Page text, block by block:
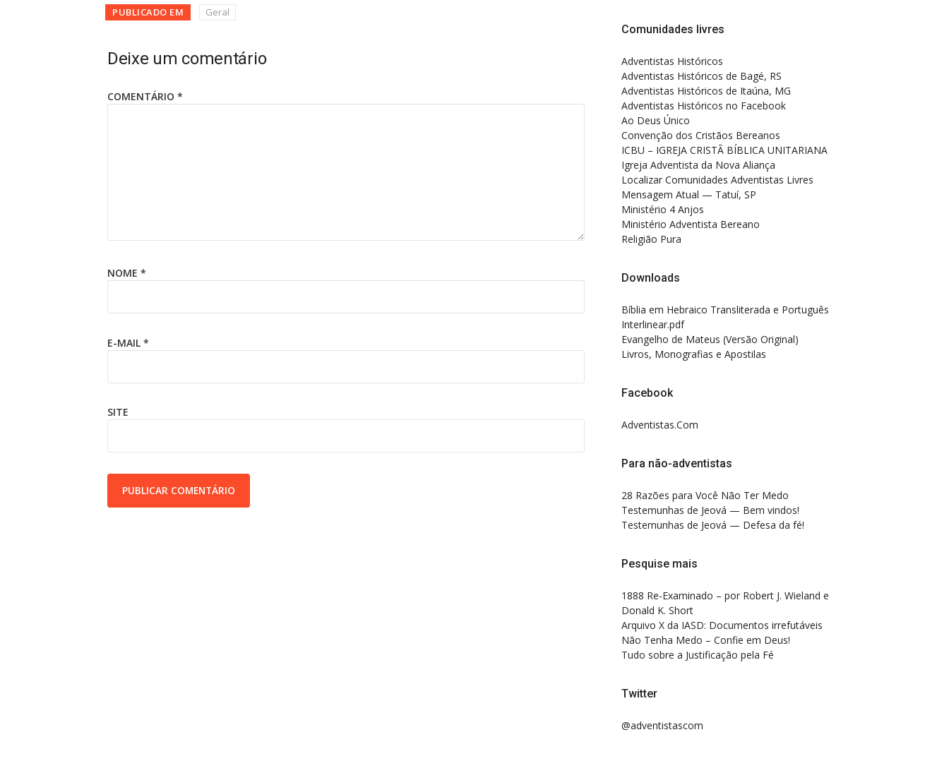
PUBLICADO EM Geral
Deixe um comentário
COMENTÁRIO *
NOME *
E-MAIL *
SITE
Comunidades livres
Adventistas Históricos
Adventistas Históricos de Bagé, RS
Adventistas Históricos de Itaúna, MG
Adventistas Históricos no Facebook
Ao Deus Único
Convenção dos Cristãos Bereanos
ICBU – IGREJA CRISTÃ BÍBLICA UNITARIANA
Igreja Adventista da Nova Aliança
Localizar Comunidades Adventistas Livres
Mensagem Atual — Tatuí, SP
Ministério 4 Anjos
Ministério Adventista Bereano
Religião Pura
Downloads
Bíblia em Hebraico Transliterada e Português
Interlinear.pdf
Evangelho de Mateus (Versão Original)
Livros, Monografias e Apostilas
Facebook
Adventistas.Com
Para não-adventistas
28 Razões para Você Não Ter Medo
Testemunhas de Jeová — Bem vindos!
Testemunhas de Jeová — Defesa da fé!
Pesquise mais
1888 Re-Examinado – por Robert J. Wieland e
Donald K. Short
Arquivo X da IASD: Documentos irrefutáveis
Não Tenha Medo – Confie em Deus!
Tudo sobre a Justificação pela Fé
Twitter
@adventistascom